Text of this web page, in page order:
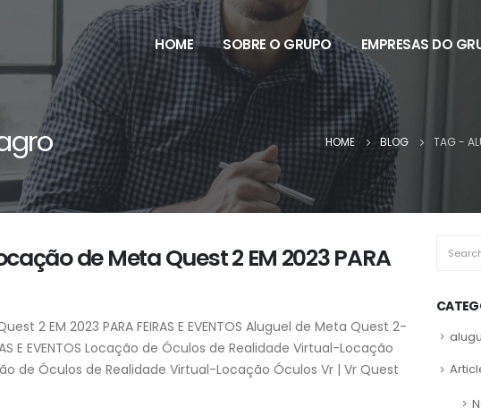
HOME SOBRE O GRUPO EMPRESAS DO
HOME BLOG TAG -
de Meta Quest 2 EM 2023 PARA
2 EM 2023 PARA FEIRAS E EVENTOS Aluguel de Meta Quest 2-
E EVENTOS Locação de Óculos de Realidade Virtual-Locação
de Óculos de Realidade Virtual-Locação Óculos Vr | Vr Quest